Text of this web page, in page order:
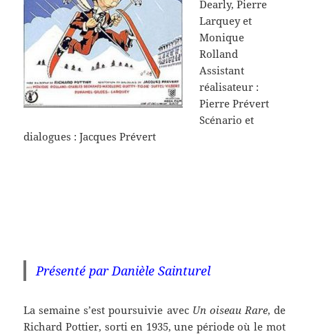
Dearly, Pierre
Larquey et
Monique
Rolland
Assistant
réalisateur :
Pierre Prévert
Scénario et
dialogues : Jacques Prévert
Présenté par Danièle Sainturel
La semaine s’est poursuivie avec Un oiseau Rare, de
Richard Pottier, sorti en 1935, une période où le mot